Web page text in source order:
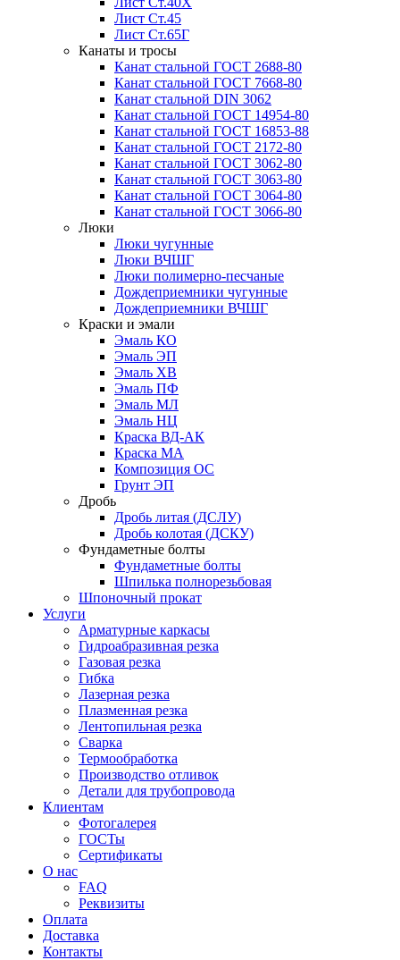
Лист Ст.45
Лист Ст.65Г
Канаты и тросы
Канат стальной ГОСТ 2688-80
Канат стальной ГОСТ 7668-80
Канат стальной DIN 3062
Канат стальной ГОСТ 14954-80
Канат стальной ГОСТ 16853-88
Канат стальной ГОСТ 2172-80
Канат стальной ГОСТ 3062-80
Канат стальной ГОСТ 3063-80
Канат стальной ГОСТ 3064-80
Канат стальной ГОСТ 3066-80
Люки
Люки чугунные
Люки ВЧШГ
Люки полимерно-песчаные
Дождеприемники чугунные
Дождеприемники ВЧШГ
Краски и эмали
Эмаль КО
Эмаль ЭП
Эмаль ХВ
Эмаль ПФ
Эмаль МЛ
Эмаль НЦ
Краска ВД-АК
Краска МА
Композиция ОС
Грунт ЭП
Дробь
Дробь литая (ДСЛУ)
Дробь колотая (ДСКУ)
Фундаметные болты
Фундаметные болты
Шпилька полнорезьбовая
Шпоночный прокат
Услуги
Арматурные каркасы
Гидроабразивная резка
Газовая резка
Гибка
Лазерная резка
Плазменная резка
Лентопильная резка
Сварка
Термообработка
Производство отливок
Детали для трубопровода
Клиентам
Фотогалерея
ГОСТы
Сертификаты
О нас
FAQ
Реквизиты
Оплата
Доставка
Контакты